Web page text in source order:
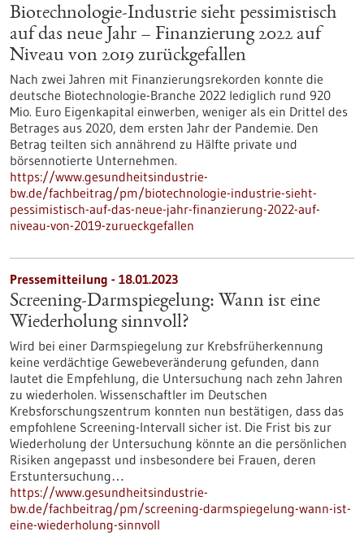
Biotechnologie-Industrie sieht pessimistisch
auf das neue Jahr – Finanzierung 2022 auf
Niveau von 2019 zurückgefallen
Nach zwei Jahren mit Finanzierungsrekorden konnte die
deutsche Biotechnologie-Branche 2022 lediglich rund 920
Mio. Euro Eigenkapital einwerben, weniger als ein Drittel des
Betrages aus 2020, dem ersten Jahr der Pandemie. Den
Betrag teilten sich annährend zu Hälfte private und
börsennotierte Unternehmen.
https://www.gesundheitsindustrie-
bw.de/fachbeitrag/pm/biotechnologie-industrie-sieht-
pessimistisch-auf-das-neue-jahr-finanzierung-2022-auf-
niveau-von-2019-zurueckgefallen
Pressemitteilung - 18.01.2023
Screening-Darmspiegelung: Wann ist eine
Wiederholung sinnvoll?
Wird bei einer Darmspiegelung zur Krebsfrüherkennung
keine verdächtige Gewebeveränderung gefunden, dann
lautet die Empfehlung, die Untersuchung nach zehn Jahren
zu wiederholen. Wissenschaftler im Deutschen
Krebsforschungszentrum konnten nun bestätigen, dass das
empfohlene Screening-Intervall sicher ist. Die Frist bis zur
Wiederholung der Untersuchung könnte an die persönlichen
Risiken angepasst und insbesondere bei Frauen, deren
Erstuntersuchung…
https://www.gesundheitsindustrie-
bw.de/fachbeitrag/pm/screening-darmspiegelung-wann-ist-
eine-wiederholung-sinnvoll